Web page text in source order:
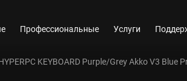
Профессиональные Услуги
KEYBOARD Purple/Grey Akko V3 Blue